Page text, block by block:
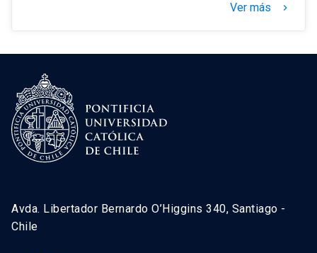
Ver más keyboard_arrow_right
Avda. Libertador Bernardo O’Higgins 340, Santiago -
Chile